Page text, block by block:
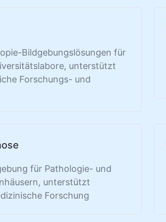
Bildgebungslösungen für
unterstützt
Forschungs- und
für Pathologie- und
unterstützt
Forschung